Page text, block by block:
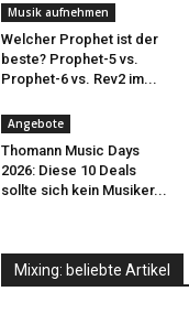
Musik aufnehmen
Welcher Prophet ist der
beste? Prophet-5 vs.
Prophet-6 vs. Rev2 im...
Angebote
Thomann Music Days
2026: Diese 10 Deals
sollte sich kein Musiker...
Mixing: beliebte Artikel